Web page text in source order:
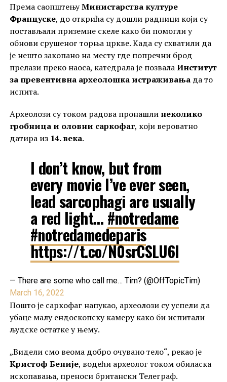
Према саопштењуМинистарства културе
Француске, до открића су дошли радници који су
постављали приземне скеле како би помогли у
обнови срушеног торња цркве. Када су схватили да
је нешто закопано на месту где попречни брод
прелази преко наоса, катедрала је позвалаИнститут
за превентивна археолошка истраживањада то
испита.
Археолози су током радова пронашли неколико
гробница и оловни саркофаг, који вероватно
датира из 14. века.
I don’t know, but from
every movie I’ve ever seen,
lead sarcophagi are usually
a red light… #notredame
#notredamedeparis
https://t.co/N0srCSLU6I
— There are some who call me… Tim? (@OffTopicTim)
March 16, 2022
Пошто је саркофаг напукао, археолози су успели да
убаце малу ендоскопску камеру како би испитали
људске остатке у њему.
„Видели смо веома добро очувано тело“, рекао је
Кристоф Беније, водећи археолог током обиласка
ископавања, преноси британски Телеграф.